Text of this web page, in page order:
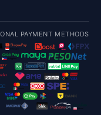
PAYMENT METHODS